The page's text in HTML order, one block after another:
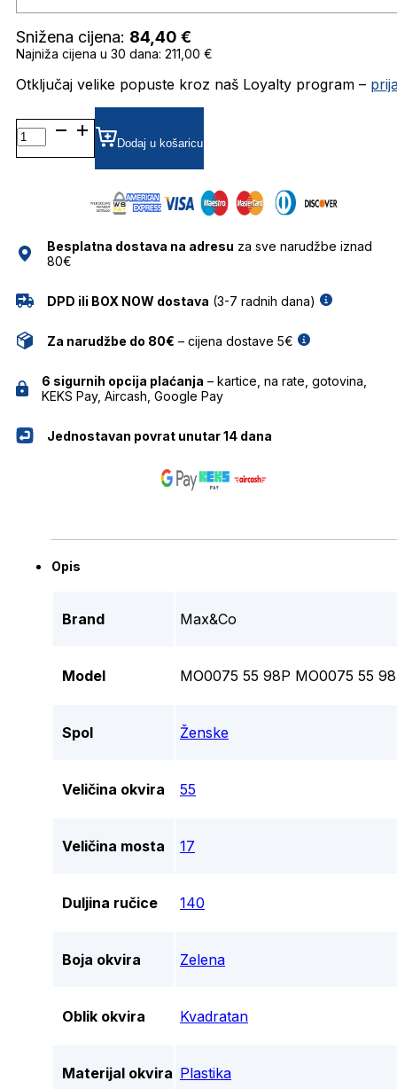
Snižena cijena: 84,40 €
Najniža cijena u 30 dana: 211,00 €
Otključaj velike popuste kroz naš Loyalty program –
MO0075
GRADIJENT SUNČANE
NAOČALE
Dodaj u košaricu
Besplatna dostava na adresu za sve narudžbe iznad
80€
DPD ili BOX NOW dostava (3-7 radnih dana)
Za narudžbe do 80€ – cijena dostave 5€
6 sigurnih opcija plaćanja – kartice, na rate, gotovina,
KEKS Pay, Aircash, Google Pay
Jednostavan povrat unutar 14 dana
Opis
Brand Max&Co
Model MO0075 55 98P MO0075 55
Spol Ženske
Veličina okvira 55
Veličina mosta 17
Duljina ručice 140
Boja okvira Zelena
Oblik okvira Kvadratan
Materijal okvira Plastika